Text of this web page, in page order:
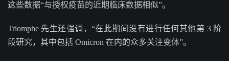
这些数据“与授权疫苗的近期临床数据相似”。
Triomphe 先生还强调，“在此期间没有进行任何其他第 3 阶
段研究，其中包括 Omicron 在内的众多关注变体”。